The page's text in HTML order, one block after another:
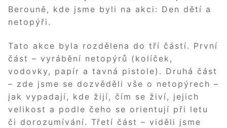
Berouně, kde jsme byli na akci: Den dětí a
netopýři.
Tato akce byla rozdělena do tří částí. První
část – vyrábění netopýrů (kolíček,
vodovky, papír a tavná pistole). Druhá část
– zde jsme se dozvěděli vše o netopýrech –
jak vypadají, kde žijí, čím se živí, jejich
velikost a podle čeho se orientují při letu
či dorozumívání. Třetí část – viděli jsme